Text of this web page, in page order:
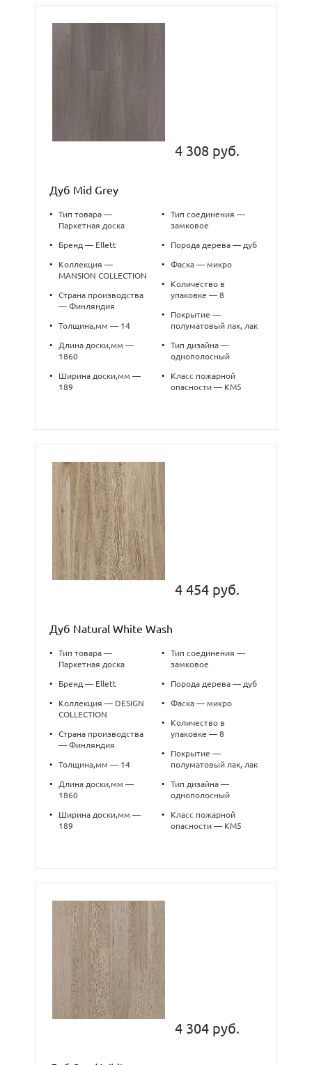
4 308 руб.
Дуб Mid Grey
•
Тип товара —
Паркетная доска
• Бренд — Ellett
•
Коллекция —
MANSION COLLECTION
•
Страна производства
— Финляндия
• Толщина,мм — 14
•
Длина доски,мм —
1860
•
Ширина доски,мм —
189
•
Тип соединения —
замковое
• Порода дерева — дуб
• Фаска — микро
•
Количество в
упаковке — 8
•
Покрытие —
полуматовый лак, лак
•
Тип дизайна —
однополосный
•
Класс пожарной
опасности — КМ5
4 454 руб.
Дуб Natural White Wash
•
Тип товара —
Паркетная доска
• Бренд — Ellett
•
Коллекция — DESIGN
COLLECTION
•
Страна производства
— Финляндия
• Толщина,мм — 14
•
Длина доски,мм —
1860
•
Ширина доски,мм —
189
•
Тип соединения —
замковое
• Порода дерева — дуб
• Фаска — микро
•
Количество в
упаковке — 8
•
Покрытие —
полуматовый лак, лак
•
Тип дизайна —
однополосный
•
Класс пожарной
опасности — КМ5
4 304 руб.